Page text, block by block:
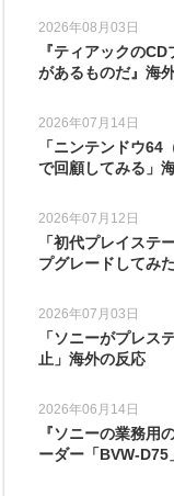
2026年08月03日
『ティアックの
があるものだ』海
2026年07月14日
「ニンテンドウ
で回顧してみる」
2026年07月12日
「初代プレイステ
プグレードしてみ
2026年07月03日
「ソニーがプレス
止」海外の反応
2026年06月14日
『ソニーの業務用
ーダー「BVW-